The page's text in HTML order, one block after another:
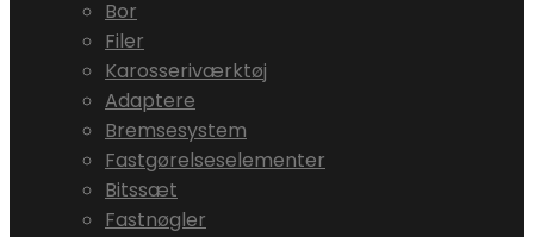
Bor
Filer
Karosseriværktøj
Adaptere
Bremsesystem
Fastgørelseselementer
Bitssæt
Fastnøgler